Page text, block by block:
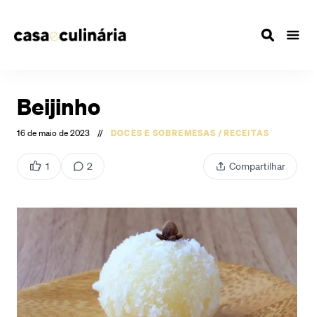
Beijinho
16 de maio de 2023 // DOCES E SOBREMESAS /RECEITAS
1 2 Compartilhar